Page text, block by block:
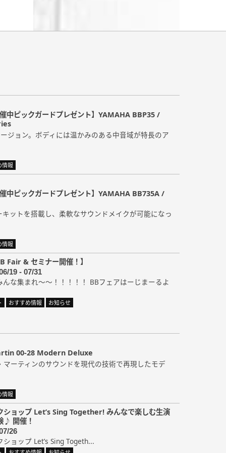
中ピックガードプレゼント】YAMAHA BBP35 /
ジョン。ボディには温かみのある中音域が特長のア
情報
中ピックガードプレゼント】YAMAHA BB735A /
キットを搭載し、柔軟なサウンドメイクが可能になっ
情報
Fair & セミナー開催！】
19 - 07/31
んな集まれ～～！！！！！ BBフェアはーじまーるよ
おすすめ情報 お知らせ
00-28 Modern Deluxe
マーティンのサウンドを現代の技術で再現したモデ
情報
ショップ Let’s Sing Together! みんなで楽しむ生演
♪ 開催！
26
ョップ Let’s Sing Togeth...